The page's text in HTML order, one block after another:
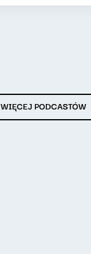
WIĘCEJ PODCASTÓW